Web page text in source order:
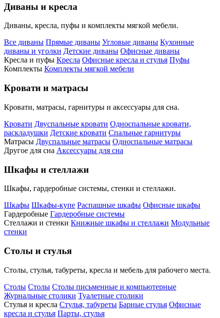
Диваны и кресла
Диваны, кресла, пуфы и комплекты мягкой мебели.
Все диваны Прямые диваны Угловые диваны Кухонные
диваны и уголки Детские диваны Офисные диваны
Кресла и пуфы Кресла Офисные кресла и стулья Пуфы
Комплекты Комплекты мягкой мебели
Кровати и матрасы
Кровати, матрасы, гарнитуры и аксессуары для сна.
Кровати Двуспальные кровати Односпальные кровати,
раскладушки Детские кровати Спальные гарнитуры
Матрасы Двуспальные матрасы Односпальные матрасы
Другое для сна Аксессуары для сна
Шкафы и стеллажи
Шкафы, гардеробные системы, стенки и стеллажи.
Шкафы Шкафы-купе Распашные шкафы Офисные шкафы
Гардеробные Гардеробные системы
Стеллажи и стенки Книжные шкафы и стеллажи Модульные
стенки
Столы и стулья
Столы, стулья, табуреты, кресла и мебель для рабочего места.
Столы Столы Столы письменные и компьютерные
Журнальные столики Туалетные столики
Стулья и кресла Стулья, табуреты Барные стулья Офисные
кресла и стулья Парты, стулья